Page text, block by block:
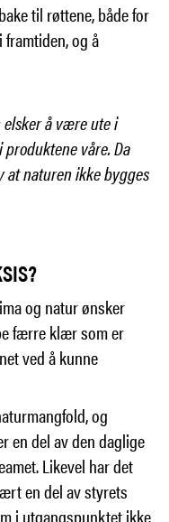
til røttene, både for
og å
å være ute i
våre. Da
at naturen ikke bygges
og natur ønsker
færre klær som er
ved å kunne
og
en del av den daglige
Likevel har det
en del av styrets
i utgangspunktet ikke